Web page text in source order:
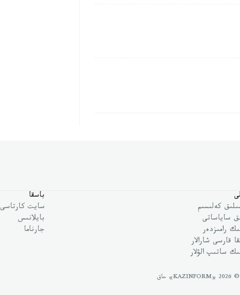
كەلىسىم
ساياساتى
رامىزدەر
قارسى شارالار
ساتىپ الۋلار
باسقا
سايت كارتاسى
بايلانىس
جارناما
© 2026 «KAZINFORM» حاق